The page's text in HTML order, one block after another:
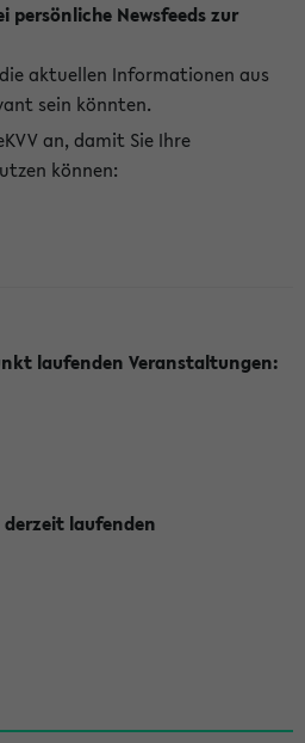
persönliche Newsfeeds zur
aktuellen Informationen aus
sein könnten.
an, damit Sie Ihre
können:
laufenden Veranstaltungen:
laufenden